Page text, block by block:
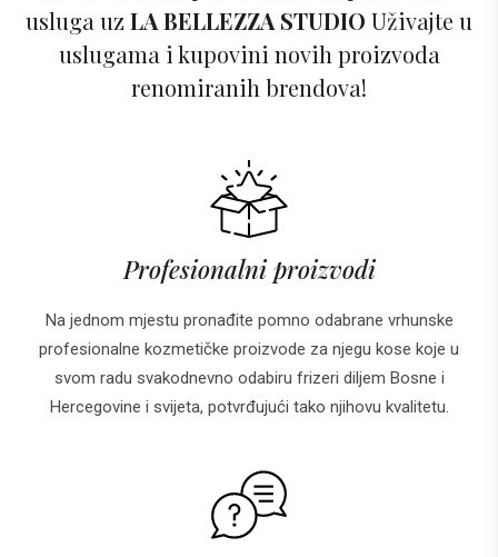
usluga uz LA BELLEZZA STUDIO Uživajte u
uslugama i kupovini novih proizvoda
renomiranih brendova!
Profesionalni proizvodi
Na jednom mjestu pronađite pomno odabrane vrhunske
profesionalne kozmetičke proizvode za njegu kose koje u
svom radu svakodnevno odabiru frizeri diljem Bosne i
Hercegovine i svijeta, potvrđujući tako njihovu kvalitetu.